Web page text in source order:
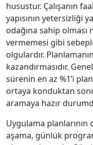
husustur. Çalışanın
yapısının yetersizliği
odağına sahip
vermemesi gibi
olgulardır.
kazandırmasıdır.
sürenin en az %1’i
ortaya konduktan
aramaya hazır
Uygulama planlarının
aşama, günlük